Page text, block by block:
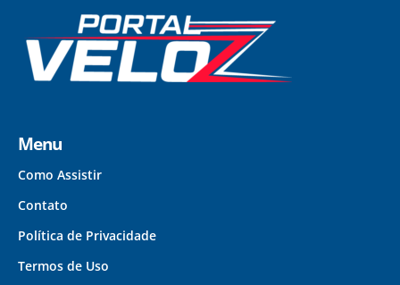
Menu
Como Assistir
Contato
Política de Privacidade
Termos de Uso